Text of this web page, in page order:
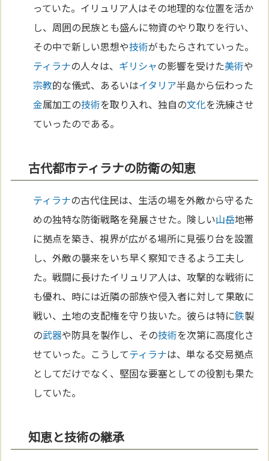
っていた。イリュリア人はその地理的な位置を活か
し、周囲の民族とも盛んに物資のやり取りを行い、
その中で新しい思想や技術がもたらされていった。
ティラナの人々は、 ギリシャの影響を受けた美術や
宗教的な儀式、あるいはイタリア半島から伝わった
金属加工の技術を取り入れ、独自の文化を洗練させ
ていったのである。
古代都市ティラナの防衛の知恵
ティラナの古代住民は、生活の場を外敵から守るた
めの独特な防衛戦略を発展させた。険しい山岳地帯
に拠点を築き、視界が広がる場所に見張り台を設置
し、外敵の襲来をいち早く察知できるよう工夫し
た。戦闘に長けたイリュリア人は、攻撃的な戦術に
も優れ、時には近隣の部族や侵入者に対して果敢に
戦い、土地の支配権を守り抜いた。彼らは特に鉄製
の武器や防具を製作し、その技術を次第に高度化さ
せていった。こうしてティラナは、単なる交易拠点
としてだけでなく、堅固な要塞としての役割も果た
していた。
知恵と技術の継承